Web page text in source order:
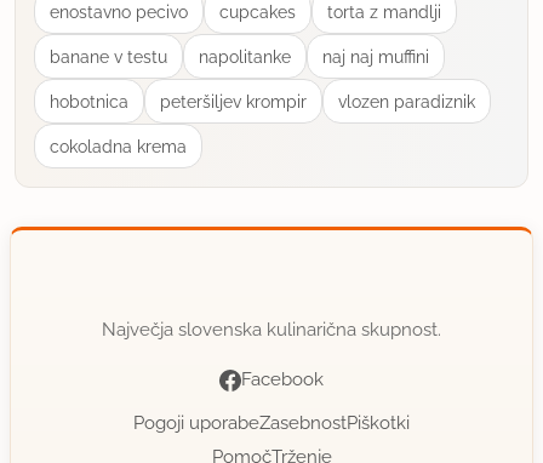
enostavno pecivo cupcakes torta z mandlji
banane v testu napolitanke naj naj muffini
hobotnica peteršiljev krompir vlozen paradiznik
cokoladna krema
Največja slovenska kulinarična skupnost.
Facebook
Pogoji uporabeZasebnostPiškotki
PomočTrženje